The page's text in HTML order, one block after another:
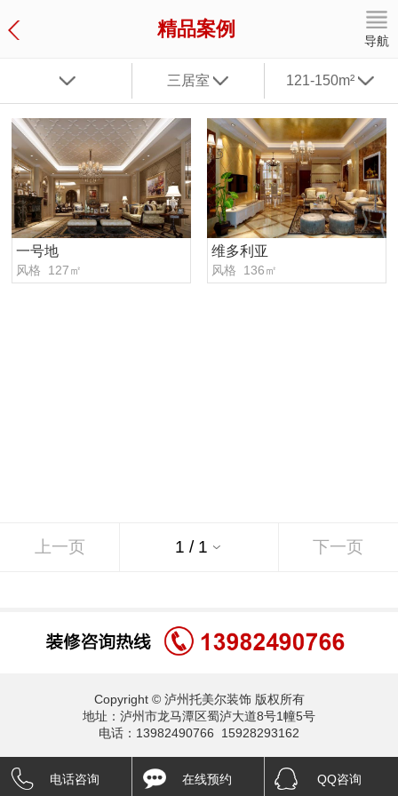
精品案例
导航
三居室 121-150m²
一号地
风格 127㎡
维多利亚
风格 136㎡
上一页 下一页
Copyright © 泸州托美尔装饰 版权所有
地址：泸州市龙马潭区蜀泸大道8号1幢5号
电话：13982490766 15928293162
电话咨询 在线预约 QQ咨询